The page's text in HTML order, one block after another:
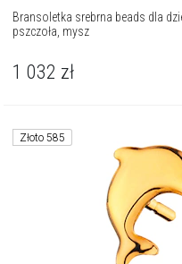
Bransoletka srebrna beads dla
pszczoła, mysz
1 032 zł
Złoto 585